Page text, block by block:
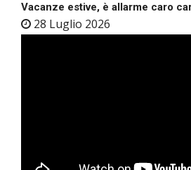
Vacanze estive, è allarme caro
28 Luglio 2026